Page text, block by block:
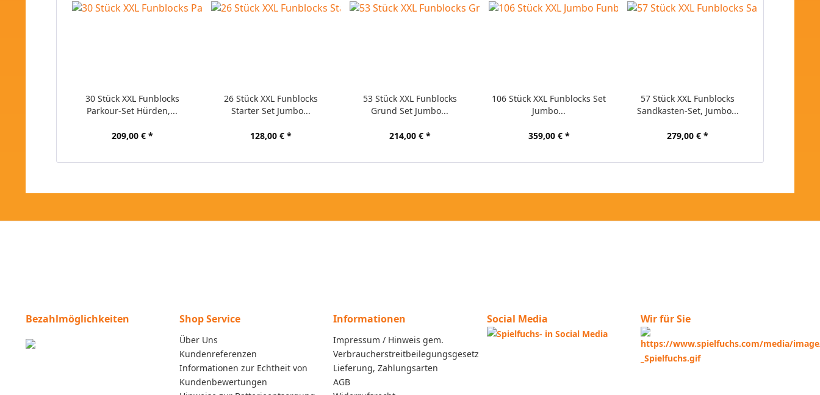
30 Stück XXL Funblocks
Parkour-Set Hürden,...
209,00 € *
26 Stück XXL Funblocks
Starter Set Jumbo...
128,00 € *
53 Stück XXL Funblocks
Grund Set Jumbo...
214,00 € *
106 Stück XXL Funblocks Set
Jumbo...
359,00 € *
57 Stück XXL Funblocks
Sandkasten-Set, Jumbo...
279,00 € *
Bezahlmöglichkeiten Shop Service
Über Uns
Kundenreferenzen
Informationen zur Echtheit von
Kundenbewertungen
Informationen
Impressum / Hinweis gem.
Verbraucherstreitbeilegungsgesetz
Lieferung, Zahlungsarten
AGB
Social Media Wir für Sie